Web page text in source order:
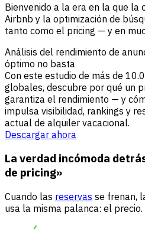
Bienvenido a la era en la que la
Airbnb y la optimización de
tanto como el pricing — y en
Análisis del rendimiento de
óptimo no basta
Con este estudio de más de
globales, descubre por qué un
garantiza el rendimiento — y
impulsa visibilidad, rankings y
actual de alquiler vacacional.
Descargar ahora
La verdad incómoda
de pricing»
Cuando las reservas se frenan,
usa la misma palanca: el precio.